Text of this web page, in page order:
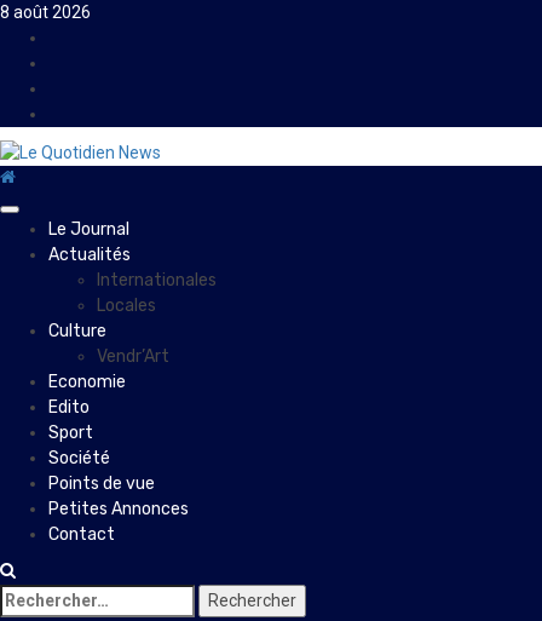
Skip
content
8 août 2026
PrimaryLe Journal
Actualités
Internationales
Locales
Culture
Vendr’Art
Economie
Edito
Sport
Société
Points de vue
Petites Annonces
Contact
Rechercher :